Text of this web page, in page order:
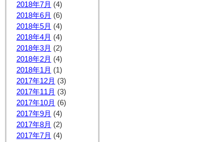
2018年7月 (4)
2018年6月 (6)
2018年5月 (4)
2018年4月 (4)
2018年3月 (2)
2018年2月 (4)
2018年1月 (1)
2017年12月 (3)
2017年11月 (3)
2017年10月 (6)
2017年9月 (4)
2017年8月 (2)
2017年7月 (4)